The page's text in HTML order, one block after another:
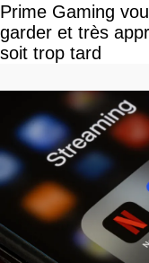
Prime Gaming
garder et très
soit trop tard